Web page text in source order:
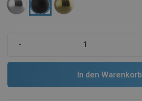
-
In den Warenkorb